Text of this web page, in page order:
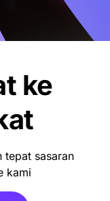
ke
tepat sasaran
kami